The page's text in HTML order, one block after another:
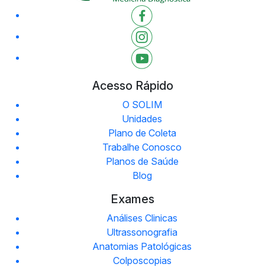
Acesso Rápido
O SOLIM
Unidades
Plano de Coleta
Trabalhe Conosco
Planos de Saúde
Blog
Exames
Análises Clinicas
Ultrassonografia
Anatomias Patológicas
Colposcopias